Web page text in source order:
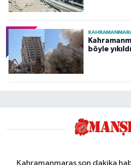
böyle yıkıldı